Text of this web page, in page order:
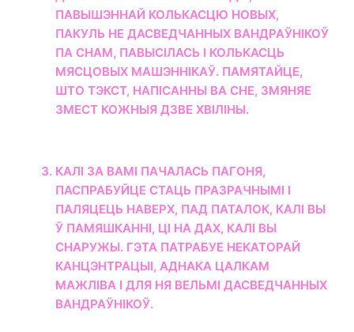
ПАВЫШЭННАЙ КОЛЬКАСЦЮ НОВЫХ,
ПАКУЛЬ НЕ ДАСВЕДЧАННЫХ ВАНДРАЎНІКОЎ
ПА СНАМ, ПАВЫСІЛАСЬ І КОЛЬКАСЦЬ
МЯСЦОВЫХ МАШЭННІКАЎ. ПАМЯТАЙЦЕ,
ШТО ТЭКСТ, НАПІСАННЫ ВА СНЕ, ЗМЯНЯЕ
ЗМЕСТ КОЖНЫЯ ДЗВЕ ХВІЛІНЫ.
КАЛІ ЗА ВАМІ ПАЧАЛАСЬ ПАГОНЯ,
ПАСПРАБУЙЦЕ СТАЦЬ ПРАЗРАЧНЫМІ І
ПАЛЯЦЕЦЬ НАВЕРХ, ПАД ПАТАЛОК, КАЛІ ВЫ
Ў ПАМЯШКАННІ, ЦІ НА ДАХ, КАЛІ ВЫ
СНАРУЖЫ. ГЭТА ПАТРАБУЕ НЕКАТОРАЙ
КАНЦЭНТРАЦЫІ, АДНАКА ЦАЛКАМ
МАЖЛІВА І ДЛЯ НЯ ВЕЛЬМІ ДАСВЕДЧАННЫХ
ВАНДРАЎНІКОЎ.